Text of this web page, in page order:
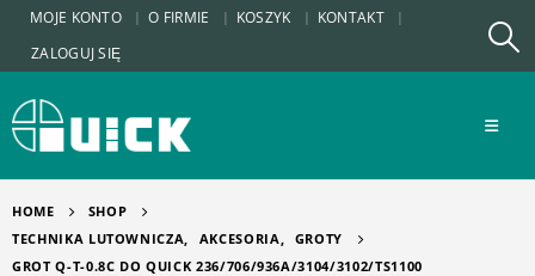
MOJE KONTO O FIRMIE KOSZYK
KONTAKT
ZALOGUJ SIĘ
HOME
SHOP
TECHNIKA LUTOWNICZA, AKCESORIA, GROTY
GROT Q-T-0.8C DO QUICK 236/706/936A/3104/3102/TS1100